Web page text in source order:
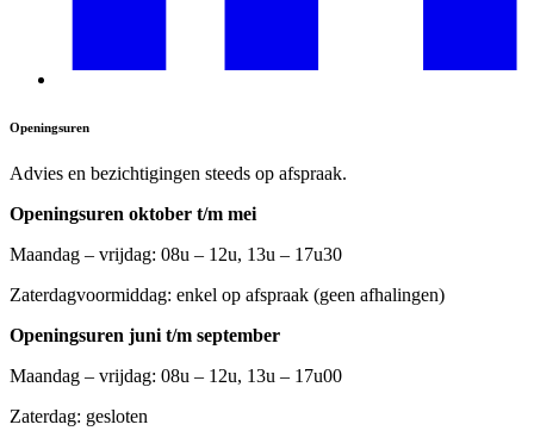
Openingsuren
Advies en bezichtigingen steeds op afspraak.
Openingsuren oktober t/m mei
Maandag – vrijdag: 08u – 12u, 13u – 17u30
Zaterdagvoormiddag: enkel op afspraak (geen afhalingen)
Openingsuren juni t/m september
Maandag – vrijdag: 08u – 12u, 13u – 17u00
Zaterdag: gesloten